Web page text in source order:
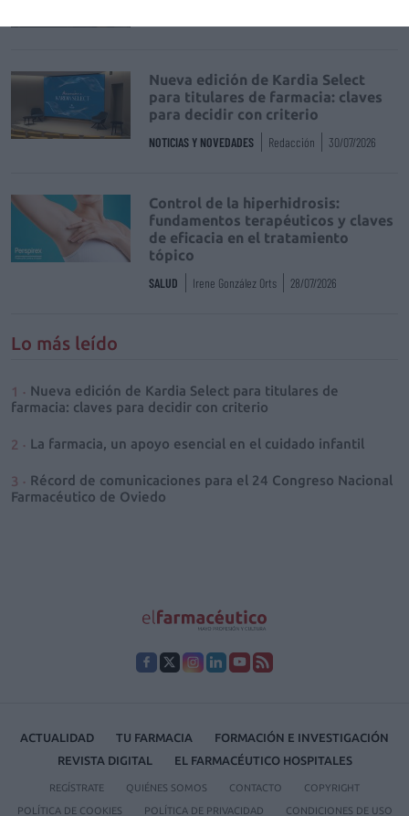
Nueva edición de Kardia Select
para titulares de farmacia: claves
para decidir con criterio
NOTICIAS Y NOVEDADES Redacción 30/07/2026
Control de la hiperhidrosis:
fundamentos terapéuticos y claves
de eficacia en el tratamiento
tópico
SALUD Irene González Orts 28/07/2026
Lo más leído
Nueva edición de Kardia Select para titulares de
farmacia: claves para decidir con criterio
La farmacia, un apoyo esencial en el cuidado infantil
Récord de comunicaciones para el 24 Congreso Nacional
Farmacéutico de Oviedo
ACTUALIDAD TU FARMACIA
FORMACIÓN E INVESTIGACIÓN
REVISTA DIGITAL
EL FARMACÉUTICO HOSPITALES
REGÍSTRATE QUIÉNES SOMOS CONTACTO COPYRIGHT
POLÍTICA DE COOKIES POLÍTICA DE PRIVACIDAD CONDICIONES DE USO